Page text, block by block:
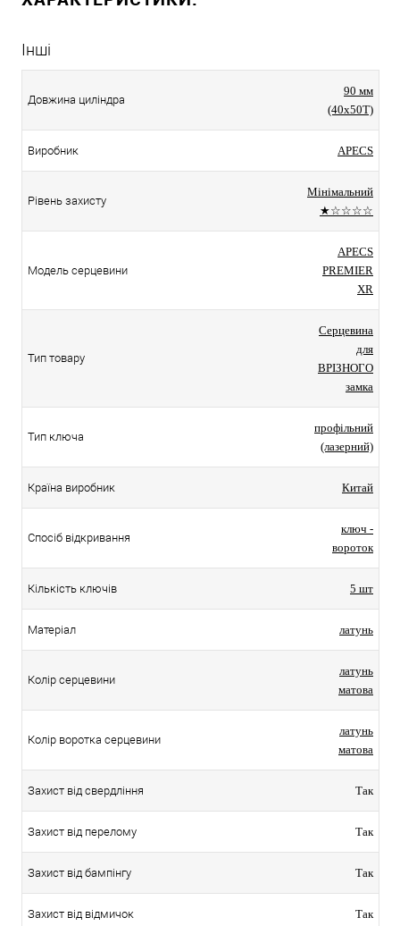
Інші
Довжина циліндра
90 мм
(40x50T)
Виробник APECS
Рівень захисту
Мінімальний
★☆☆☆☆
Модель серцевини
APECS
PREMIER
XR
Тип товару
Серцевина
для
ВРІЗНОГО
замка
Тип ключа
профільний
(лазерний)
Країна виробник Китай
Спосіб відкривання
ключ -
вороток
Кількість ключів 5 шт
Матеріал латунь
Колір серцевини
латунь
матова
Колір воротка серцевини
латунь
матова
Захист від свердління Так
Захист від перелому Так
Захист від бампінгу Так
Захист від відмичок Так